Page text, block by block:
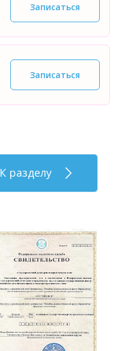
Записаться
Записаться
К разделу